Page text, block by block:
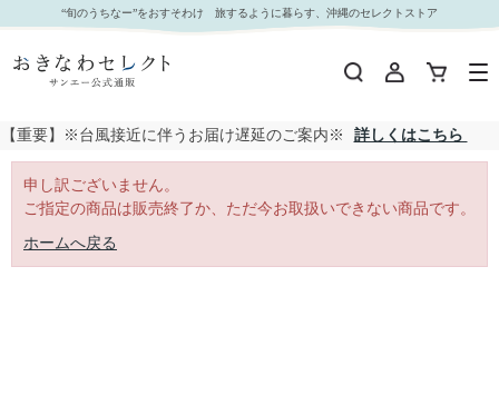
｜おきなわセレクト サンエー公式通販
“旬のうちなー”をおすそわけ 旅するように暮らす、沖縄のセレクトストア
【重要】※台風接近に伴うお届け遅延のご案内※ 詳しくはこちら
申し訳ございません。
ご指定の商品は販売終了か、ただ今お取扱いできない商品です。
ホームへ戻る